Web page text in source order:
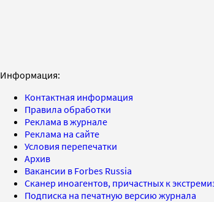
Информация:
Контактная информация
Правила обработки
Реклама в журнале
Реклама на сайте
Условия перепечатки
Архив
Вакансии в Forbes Russia
Сканер иноагентов, причастных к
Подписка на печатную версию журнала